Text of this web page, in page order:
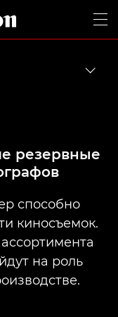
Canon Logo, back
резервные
способно
киносъемок.
на роль